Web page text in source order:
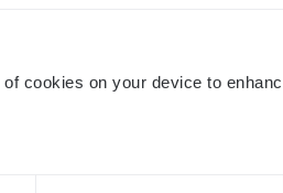
cookies on your device to
verzekeringen